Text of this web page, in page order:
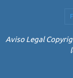
Aviso Legal